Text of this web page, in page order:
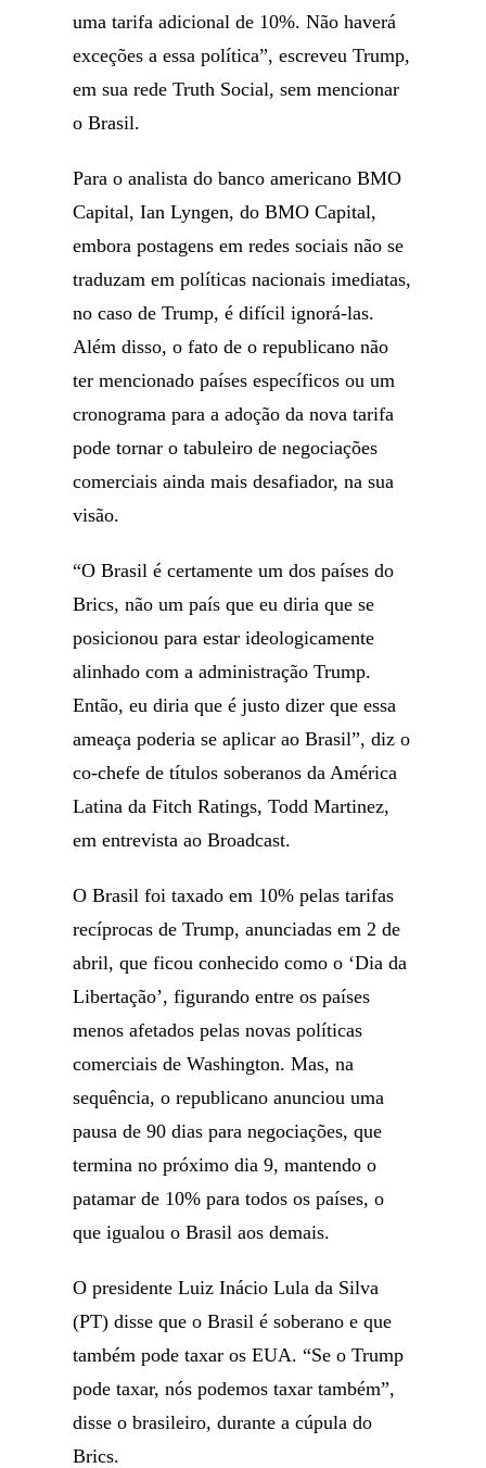
uma tarifa adicional de 10%. Não haverá
exceções a essa política”, escreveu Trump,
em sua rede Truth Social, sem mencionar
o Brasil.
Para o analista do banco americano BMO
Capital, Ian Lyngen, do BMO Capital,
embora postagens em redes sociais não se
traduzam em políticas nacionais imediatas,
no caso de Trump, é difícil ignorá-las.
Além disso, o fato de o republicano não
ter mencionado países específicos ou um
cronograma para a adoção da nova tarifa
pode tornar o tabuleiro de negociações
comerciais ainda mais desafiador, na sua
visão.
“O Brasil é certamente um dos países do
Brics, não um país que eu diria que se
posicionou para estar ideologicamente
alinhado com a administração Trump.
Então, eu diria que é justo dizer que essa
ameaça poderia se aplicar ao Brasil”, diz o
co-chefe de títulos soberanos da América
Latina da Fitch Ratings, Todd Martinez,
em entrevista ao Broadcast.
O Brasil foi taxado em 10% pelas tarifas
recíprocas de Trump, anunciadas em 2 de
abril, que ficou conhecido como o ‘Dia da
Libertação’, figurando entre os países
menos afetados pelas novas políticas
comerciais de Washington. Mas, na
sequência, o republicano anunciou uma
pausa de 90 dias para negociações, que
termina no próximo dia 9, mantendo o
patamar de 10% para todos os países, o
que igualou o Brasil aos demais.
O presidente Luiz Inácio Lula da Silva
(PT) disse que o Brasil é soberano e que
também pode taxar os EUA. “Se o Trump
pode taxar, nós podemos taxar também”,
disse o brasileiro, durante a cúpula do
Brics.